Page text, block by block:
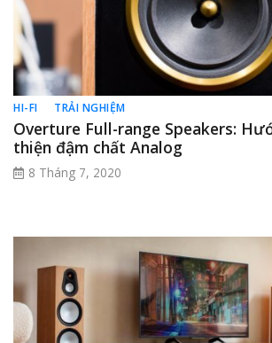
HI-FI TRẢI NGHIỆM
Overture Full-range Speakers:
thiện đậm chất Analog
8 Tháng 7, 2020